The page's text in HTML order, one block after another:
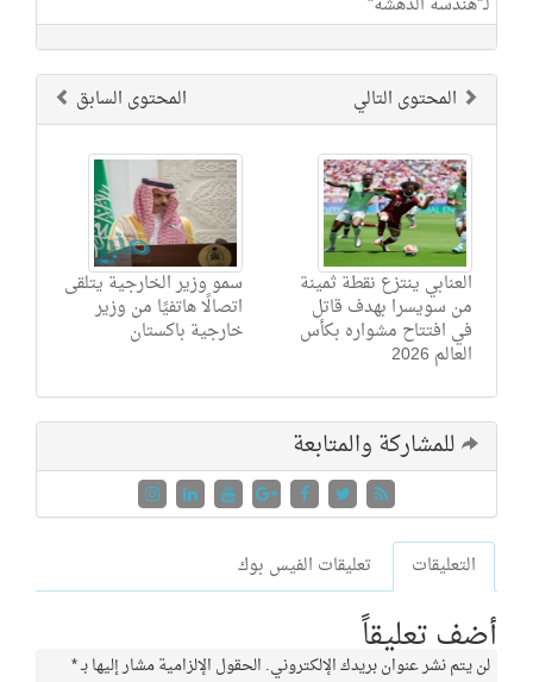
المحتوى السابق المحتوى التالي
سمو وزير الخارجية يتلقى
اتصالًا هاتفيًا من وزير
خارجية باكستان
العنابي ينتزع نقطة ثمينة
من سويسرا بهدف قاتل
في افتتاح مشواره بكأس
العالم 2026
للمشاركة والمتابعة
التعليقات تعليقات الفيس بوك
أضف تعليقاً
لن يتم نشر عنوان بريدك الإلكتروني. الحقول الإلزامية مشار إليها بـ*